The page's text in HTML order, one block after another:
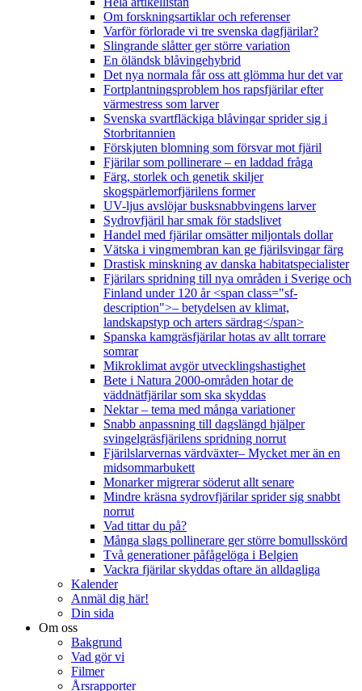
Om forskningsartiklar och referenser
Varför förlorade vi tre svenska dagfjärilar?
Slingrande slåtter ger större variation
En öländsk blåvingehybrid
Det nya normala får oss att glömma hur det var
Fortplantningsproblem hos rapsfjärilar efter
värmestress som larver
Svenska svartfläckiga blåvingar sprider sig i
Storbritannien
Förskjuten blomning som försvar mot fjäril
Fjärilar som pollinerare – en laddad fråga
Färg, storlek och genetik skiljer
skogspärlemorfjärilens former
UV-ljus avslöjar busksnabbvingens larver
Sydrovfjäril har smak för stadslivet
Handel med fjärilar omsätter miljontals dollar
Vätska i vingmembran kan ge fjärilsvingar färg
Drastisk minskning av danska habitatspecialister
Fjärilars spridning till nya områden i Sverige och
Finland under 120 år <span class="sf-
description">– betydelsen av klimat,
landskapstyp och arters särdrag</span>
Spanska kamgräsfjärilar hotas av allt torrare
somrar
Mikroklimat avgör utvecklingshastighet
Bete i Natura 2000-områden hotar de
väddnätfjärilar som ska skyddas
Nektar – tema med många variationer
Snabb anpassning till dagslängd hjälper
svingelgräsfjärilens spridning norrut
Fjärilslarvernas värdväxter– Mycket mer än en
midsommarbukett
Monarker migrerar söderut allt senare
Mindre kräsna sydrovfjärilar sprider sig snabbt
norrut
Vad tittar du på?
Många slags pollinerare ger större bomullsskörd
Två generationer påfågelöga i Belgien
Vackra fjärilar skyddas oftare än alldagliga
Kalender
Anmäl dig här!
Din sida
Om oss
Bakgrund
Vad gör vi
Filmer
Årsrapporter